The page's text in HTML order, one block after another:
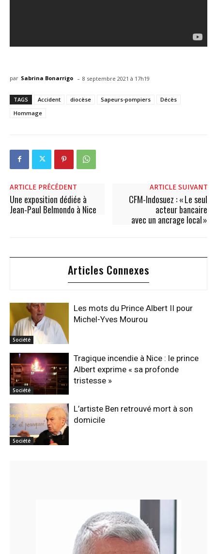
par Sabrina Bonarrigo - 8 septembre 2021 à 17h19
TAGS Accident diocèse Sapeurs-pompiers
Décès
Hommage
ARTICLE PRÉCÉDENT
Une exposition dédiée à
Jean-Paul Belmondo à Nice
ARTICLE SUIVANT
CFM-Indosuez : « Le seul
acteur bancaire
avec un ancrage local »
Articles Connexes
Société
Les mots du Prince Albert II pour
Michel-Yves Mourou
Société
Tragique incendie à Nice : le prince
Albert exprime « sa profonde
tristesse »
Société
L’artiste Ben retrouvé mort à son
domicile